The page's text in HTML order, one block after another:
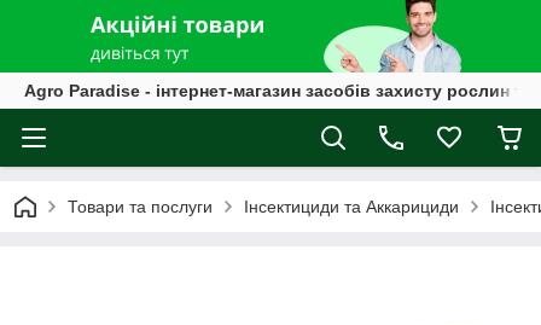
Agro Paradise - інтернет-магазин засобів захисту рослин
Товари та послуги Інсектициди та Аккарициди